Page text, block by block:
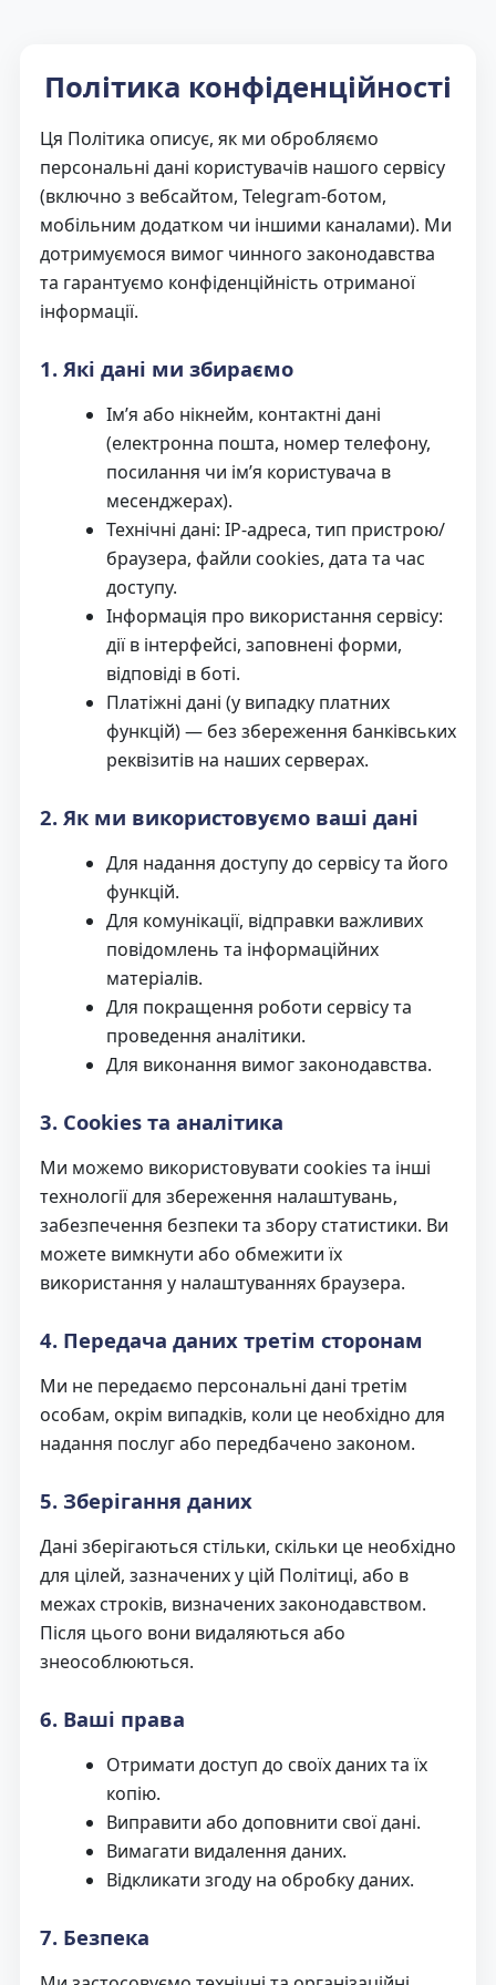
Політика конфіденційності
Ця Політика описує, як ми обробляємо
персональні дані користувачів нашого сервісу
(включно з вебсайтом, Telegram-ботом,
мобільним додатком чи іншими каналами). Ми
дотримуємося вимог чинного законодавства
та гарантуємо конфіденційність отриманої
інформації.
1. Які дані ми збираємо
Ім’я або нікнейм, контактні дані
(електронна пошта, номер телефону,
посилання чи ім’я користувача в
месенджерах).
Технічні дані: IP-адреса, тип пристрою/
браузера, файли cookies, дата та час
доступу.
Інформація про використання сервісу:
дії в інтерфейсі, заповнені форми,
відповіді в боті.
Платіжні дані (у випадку платних
функцій) — без збереження банківських
реквізитів на наших серверах.
2. Як ми використовуємо ваші дані
Для надання доступу до сервісу та його
функцій.
Для комунікації, відправки важливих
повідомлень та інформаційних
матеріалів.
Для покращення роботи сервісу та
проведення аналітики.
Для виконання вимог законодавства.
3. Cookies та аналітика
Ми можемо використовувати cookies та інші
технології для збереження налаштувань,
забезпечення безпеки та збору статистики. Ви
можете вимкнути або обмежити їх
використання у налаштуваннях браузера.
4. Передача даних третім сторонам
Ми не передаємо персональні дані третім
особам, окрім випадків, коли це необхідно для
надання послуг або передбачено законом.
5. Зберігання даних
Дані зберігаються стільки, скільки це необхідно
для цілей, зазначених у цій Політиці, або в
межах строків, визначених законодавством.
Після цього вони видаляються або
знеособлюються.
6. Ваші права
Отримати доступ до своїх даних та їх
копію.
Виправити або доповнити свої дані.
Вимагати видалення даних.
Відкликати згоду на обробку даних.
7. Безпека